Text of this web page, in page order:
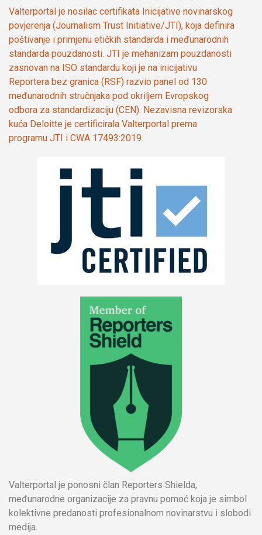
Valterportal je nosilac certifikata Inicijative novinarskog
povjerenja (Journalism Trust Initiative/JTI), koja definira
poštivanje i primjenu etičkih standarda i međunarodnih
standarda pouzdanosti. JTI je mehanizam pouzdanosti
zasnovan na ISO standardu koji je na inicijativu
Reportera bez granica (RSF) razvio panel od 130
međunarodnih stručnjaka pod okriljem Evropskog
odbora za standardizaciju (CEN). Nezavisna revizorska
kuća Deloitte je certificirala Valterportal prema
programu JTI i CWA 17493:2019.
Valterportal je ponosni član Reporters Shielda,
međunarodne organizacije za pravnu pomoć koja je simbol
kolektivne predanosti profesionalnom novinarstvu i slobodi
medija.